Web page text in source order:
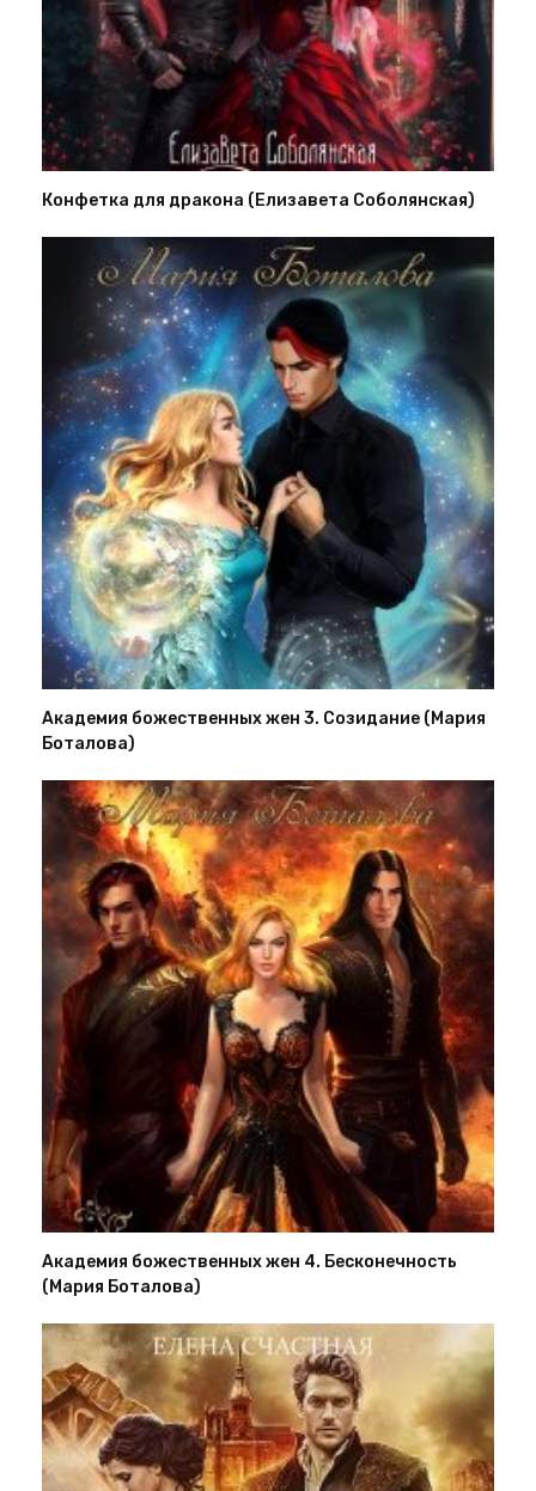
Конфетка для дракона (Елизавета Соболянская)
Академия божественных жен 3. Созидание (Мария
Боталова)
Академия божественных жен 4. Бесконечность
(Мария Боталова)